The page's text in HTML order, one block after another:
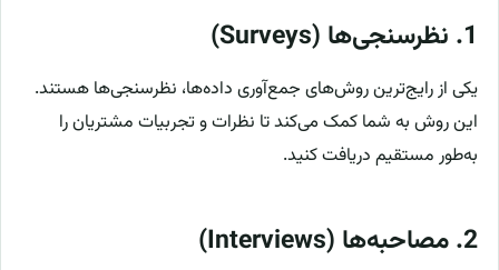
1. نظرسنجی‌ها (Surveys)
یکی از رایج‌ترین روش‌های جمع‌آوری داده‌ها، نظرسنجی‌ها هستند.
این روش به شما کمک می‌کند تا نظرات و تجربیات مشتریان را
به‌طور مستقیم دریافت کنید.
2. مصاحبه‌ها (Interviews)